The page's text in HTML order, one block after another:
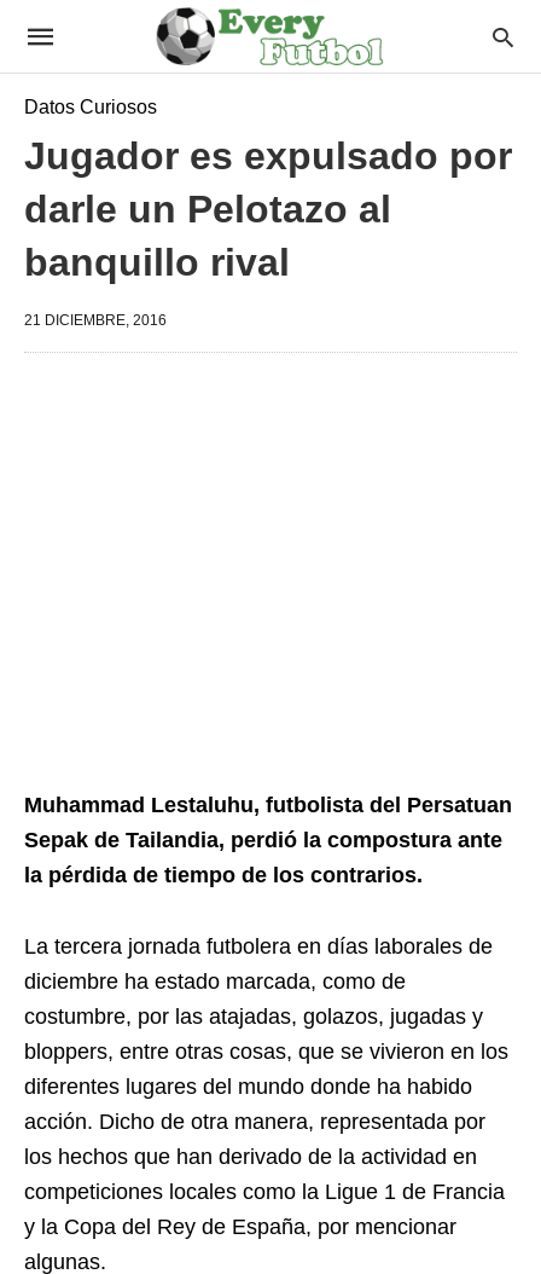
Datos Curiosos
Jugador es expulsado por
darle un Pelotazo al
banquillo rival
21 DICIEMBRE, 2016
Muhammad Lestaluhu, futbolista del Persatuan
Sepak de Tailandia, perdió la compostura ante
la pérdida de tiempo de los contrarios.
La tercera jornada futbolera en días laborales de
diciembre ha estado marcada, como de
costumbre, por las atajadas, golazos, jugadas y
bloppers, entre otras cosas, que se vivieron en los
diferentes lugares del mundo donde ha habido
acción. Dicho de otra manera, representada por
los hechos que han derivado de la actividad en
competiciones locales como la Ligue 1 de Francia
y la Copa del Rey de España, por mencionar
algunas.